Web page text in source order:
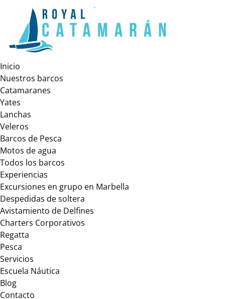
Saltar a la navegación principal
Saltar al contenido
Saltar al pie de página
Inicio
Nuestros barcos
Open Nuestros barcos Menu
Catamaranes
Yates
Lanchas
Veleros
Barcos de Pesca
Motos de agua
Todos los barcos
Experiencias
Open Experiencias Menu
Excursiones en grupo en Marbella
Despedidas de soltera
Avistamiento de Delfines
Charters Corporativos
Regatta
Pesca
Servicios
Escuela Náutica
Blog
Contacto
Open More Menu